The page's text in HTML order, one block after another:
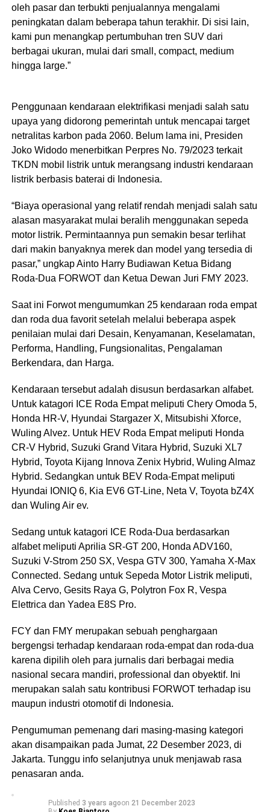
oleh pasar dan terbukti penjualannya mengalami
peningkatan dalam beberapa tahun terakhir. Di sisi lain,
kami pun menangkap pertumbuhan tren SUV dari
berbagai ukuran, mulai dari small, compact, medium
hingga large.”
Penggunaan kendaraan elektrifikasi menjadi salah satu
upaya yang didorong pemerintah untuk mencapai target
netralitas karbon pada 2060. Belum lama ini, Presiden
Joko Widodo menerbitkan Perpres No. 79/2023 terkait
TKDN mobil listrik untuk merangsang industri kendaraan
listrik berbasis baterai di Indonesia.
“Biaya operasional yang relatif rendah menjadi salah satu
alasan masyarakat mulai beralih menggunakan sepeda
motor listrik. Permintaannya pun semakin besar terlihat
dari makin banyaknya merek dan model yang tersedia di
pasar,” ungkap Ainto Harry Budiawan Ketua Bidang
Roda-Dua FORWOT dan Ketua Dewan Juri FMY 2023.
Saat ini Forwot mengumumkan 25 kendaraan roda empat
dan roda dua favorit setelah melalui beberapa aspek
penilaian mulai dari Desain, Kenyamanan, Keselamatan,
Performa, Handling, Fungsionalitas, Pengalaman
Berkendara, dan Harga.
Kendaraan tersebut adalah disusun berdasarkan alfabet.
Untuk katagori ICE Roda Empat meliputi Chery Omoda 5,
Honda HR-V, Hyundai Stargazer X, Mitsubishi Xforce,
Wuling Alvez. Untuk HEV Roda Empat meliputi Honda
CR-V Hybrid, Suzuki Grand Vitara Hybrid, Suzuki XL7
Hybrid, Toyota Kijang Innova Zenix Hybrid, Wuling Almaz
Hybrid. Sedangkan untuk BEV Roda-Empat meliputi
Hyundai IONIQ 6, Kia EV6 GT-Line, Neta V, Toyota bZ4X
dan Wuling Air ev.
Sedang untuk katagori ICE Roda-Dua berdasarkan
alfabet meliputi Aprilia SR-GT 200, Honda ADV160,
Suzuki V-Strom 250 SX, Vespa GTV 300, Yamaha X-Max
Connected. Sedang untuk Sepeda Motor Listrik meliputi,
Alva Cervo, Gesits Raya G, Polytron Fox R, Vespa
Elettrica dan Yadea E8S Pro.
FCY dan FMY merupakan sebuah penghargaan
bergengsi terhadap kendaraan roda-empat dan roda-dua
karena dipilih oleh para jurnalis dari berbagai media
nasional secara mandiri, professional dan obyektif. Ini
merupakan salah satu kontribusi FORWOT terhadap isu
maupun industri otomotif di Indonesia.
Pengumuman pemenang dari masing-masing kategori
akan disampaikan pada Jumat, 22 Desember 2023, di
Jakarta. Tunggu info selanjutnya unuk menjawab rasa
penasaran anda.
Published 3 years agoon 21 December 2023